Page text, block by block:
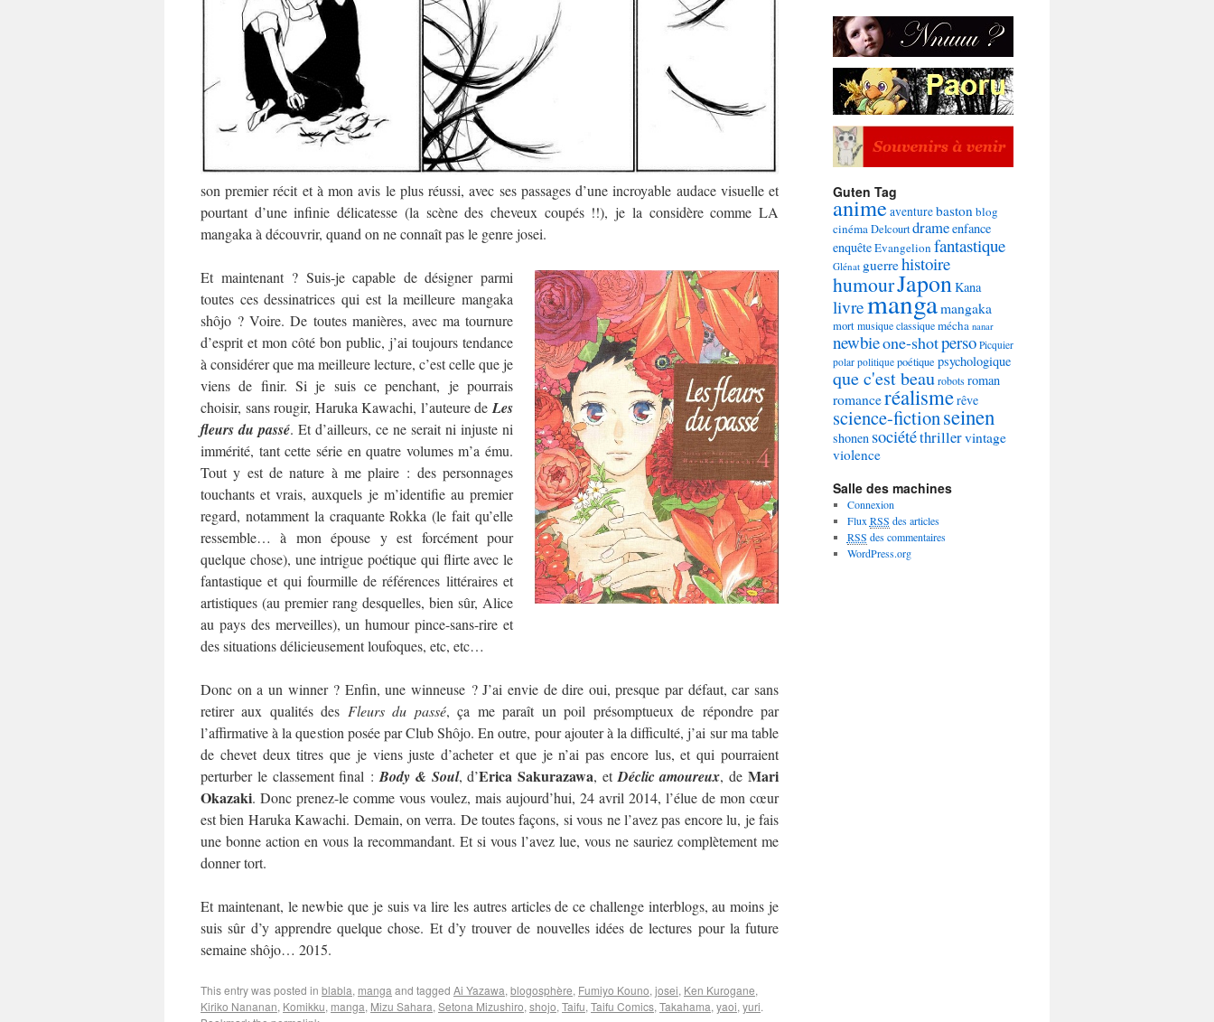
son premier récit et à mon avis le plus réussi, avec ses passages d’une incroyable audace visuelle et
pourtant d’une infinie délicatesse (la scène des cheveux coupés !!), je la considère comme LA
mangaka à découvrir, quand on ne connaît pas le genre josei.
Et maintenant ? Suis-je capable de désigner parmi
toutes ces dessinatrices qui est la meilleure mangaka
shôjo ? Voire. De toutes manières, avec ma tournure
d’esprit et mon côté bon public, j’ai toujours tendance
à considérer que ma meilleure lecture, c’est celle que je
viens de finir. Si je suis ce penchant, je pourrais
choisir, sans rougir, Haruka Kawachi, l’auteure deLes
fleurs du passé. Et d’ailleurs, ce ne serait ni injuste ni
immérité, tant cette série en quatre volumes m’a ému.
Tout y est de nature à me plaire : des personnages
touchants et vrais, auxquels je m’identifie au premier
regard, notamment la craquante Rokka (le fait qu’elle
ressemble… à mon épouse y est forcément pour
quelque chose), une intrigue poétique qui flirte avec le
fantastique et qui fourmille de références littéraires et
artistiques (au premier rang desquelles, bien sûr, Alice
au pays des merveilles), un humour pince-sans-rire et
des situations délicieusement loufoques, etc, etc…
Donc on a un winner ? Enfin, une winneuse ? J’ai envie de dire oui, presque par défaut, car sans
retirer aux qualités des Fleurs du passé, ça me paraît un poil présomptueux de répondre par
l’affirmative à la question posée par Club Shôjo. En outre, pour ajouter à la difficulté, j’ai sur ma table
de chevet deux titres que je viens juste d’acheter et que je n’ai pas encore lus, et qui pourraient
perturber le classement final :Body & Soul, d’Erica Sakurazawa, etDéclic amoureux, deMari
Okazaki. Donc prenez-le comme vous voulez, mais aujourd’hui, 24 avril 2014, l’élue de mon cœur
est bien Haruka Kawachi. Demain, on verra. De toutes façons, si vous ne l’avez pas encore lu, je fais
une bonne action en vous la recommandant. Et si vous l’avez lue, vous ne sauriez complètement me
donner tort.
Et maintenant, le newbie que je suis va lire les autres articles de ce challenge interblogs, au moins je
suis sûr d’y apprendre quelque chose. Et d’y trouver de nouvelles idées de lectures pour la future
semaine shôjo… 2015.
This entry was posted in blabla, manga and tagged Ai Yazawa, blogosphère, Fumiyo Kouno, josei, Ken Kurogane,
Kiriko Nananan, Komikku, manga, Mizu Sahara, Setona Mizushiro, shojo, Taifu, Taifu Comics, Takahama, yaoi, yuri.
Guten Tag
animeaventurebaston blog
cinémaDelcourtdrameenfance
enquêteEvangelion fantastique
Glénat guerrehistoire
humourJapon Kana
livremangamangaka
mortmusique classiquemécha nanar
newbieone-shotperso Picquier
polar politique poétique psychologique
que c'est beaurobotsroman
romanceréalismerêve
science-fictionseinen
shonen sociététhrillervintage
violence
Salle des machines
Connexion
Flux RSS des articles
RSS des commentaires
WordPress.org